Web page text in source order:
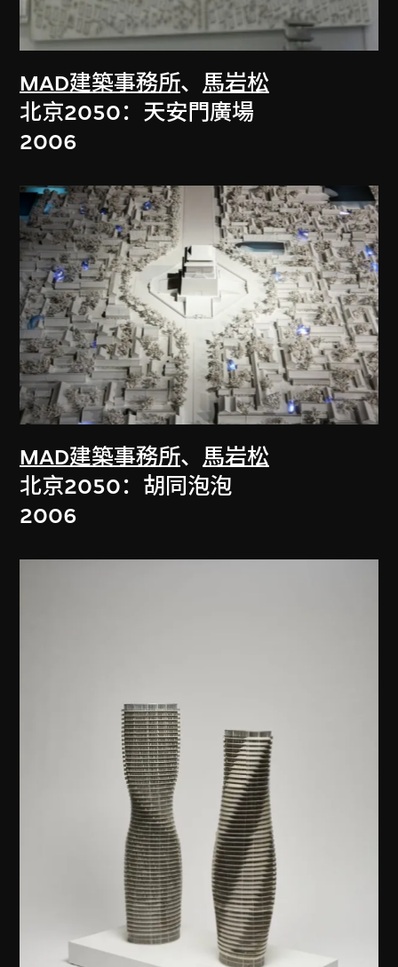
MAD建築事務所、 馬岩松
北京2050：天安門廣場
2006
MAD建築事務所、 馬岩松
北京2050：胡同泡泡
2006